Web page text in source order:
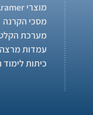
מוצרי Kramer
מסכי הקרנה
מערכת
עמדות מרצה
כיתות לימוד